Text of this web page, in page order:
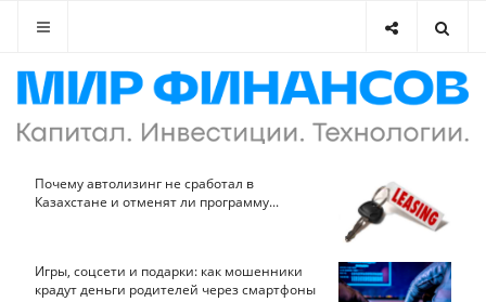
Почему автолизинг не сработал в
Казахстане и отменят ли программу...
Игры, соцсети и подарки: как мошенники
крадут деньги родителей через смартфоны